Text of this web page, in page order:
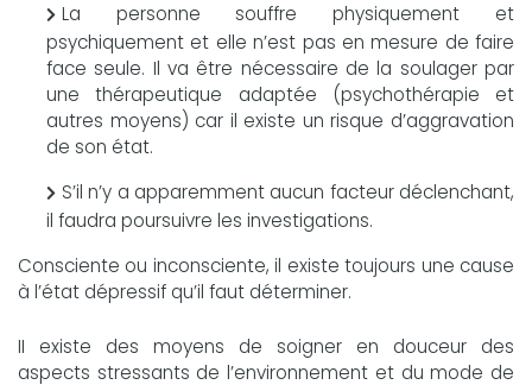
La personne souffre physiquement et
psychiquement et elle n’est pas en mesure de faire
face seule. Il va être nécessaire de la soulager par
une thérapeutique adaptée (psychothérapie et
autres moyens) car il existe un risque d’aggravation
de son état.
S’il n’y a apparemment aucun facteur déclenchant,
il faudra poursuivre les investigations.
Consciente ou inconsciente, il existe toujours une cause
à l’état dépressif qu’il faut déterminer.
II existe des moyens de soigner en douceur des
aspects stressants de l’environnement et du mode de